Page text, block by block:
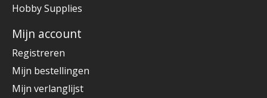
Hobby Supplies
Mijn account
Registreren
Mijn bestellingen
Mijn verlanglijst